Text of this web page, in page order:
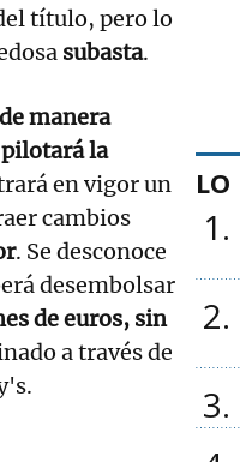
título, pero lo
subasta.
manera
la
en vigor un
cambios
. Se desconoce
desembolsar
de euros, sin
a través de
1
2
3